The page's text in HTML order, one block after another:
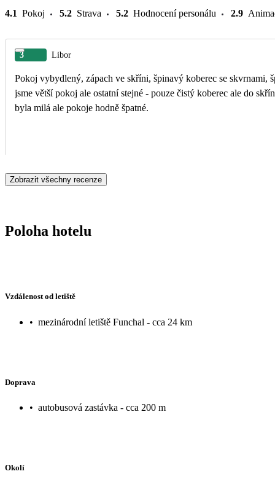
4.1 Pokoj 5.2 Strava 5.2 Hodnocení personálu 2.9
3 Libor
Pokoj vybydlený, zápach ve skříni, špinavý koberec se skvrnami,
jsme větší pokoj ale ostatní stejné - pouze čistý koberec ale do
byla milá ale pokoje hodně špatné.
Zobrazit všechny recenze
Poloha hotelu
Vzdálenost od letiště
• mezinárodní letiště Funchal - cca 24 km
Doprava
• autobusová zastávka - cca 200 m
Okolí